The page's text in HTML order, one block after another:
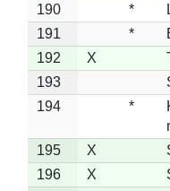
190
*
191
*
192
X
193
194
*
195
X
196
X